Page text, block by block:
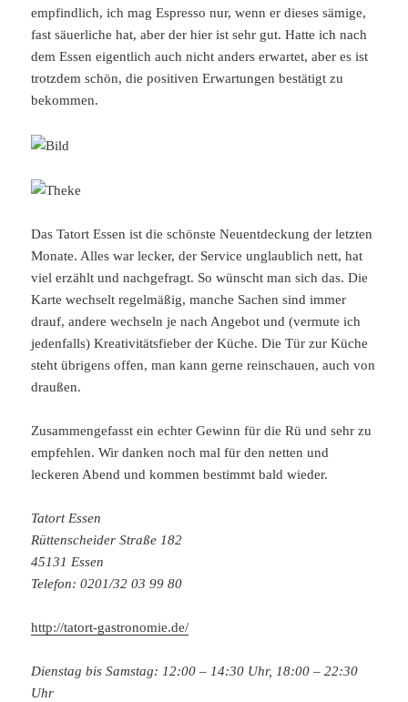
empfindlich, ich mag Espresso nur, wenn er dieses sämige,
fast säuerliche hat, aber der hier ist sehr gut. Hatte ich nach
dem Essen eigentlich auch nicht anders erwartet, aber es ist
trotzdem schön, die positiven Erwartungen bestätigt zu
bekommen.
Das Tatort Essen ist die schönste Neuentdeckung der letzten
Monate. Alles war lecker, der Service unglaublich nett, hat
viel erzählt und nachgefragt. So wünscht man sich das. Die
Karte wechselt regelmäßig, manche Sachen sind immer
drauf, andere wechseln je nach Angebot und (vermute ich
jedenfalls) Kreativitätsfieber der Küche. Die Tür zur Küche
steht übrigens offen, man kann gerne reinschauen, auch von
draußen.
Zusammengefasst ein echter Gewinn für die Rü und sehr zu
empfehlen. Wir danken noch mal für den netten und
leckeren Abend und kommen bestimmt bald wieder.
Tatort Essen
Rüttenscheider Straße 182
45131 Essen
Telefon: 0201/32 03 99 80
http://tatort-gastronomie.de/
Dienstag bis Samstag: 12:00 – 14:30 Uhr, 18:00 – 22:30
Uhr